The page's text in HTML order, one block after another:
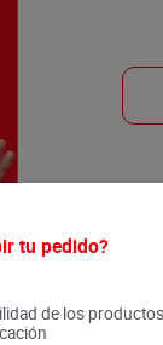
tu pedido?
de los